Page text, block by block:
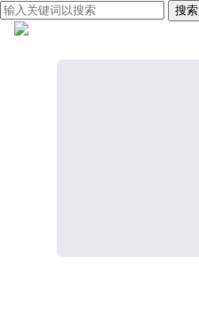
搜索